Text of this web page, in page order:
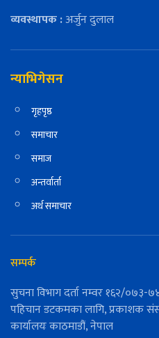
व्यवस्थापक :अर्जुन दुलाल
न्याभिगेसन
गृहपृष्ठ
समाचार
समाज
अन्तर्वार्ता
अर्थ समाचार
सम्पर्क
सुचना विभाग दर्ता नम्वर १६२/०७३-
पहिचान डटकमका लागि, प्रकाशक
कार्यालयः काठमाडौं, नेपाल